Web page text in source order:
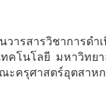
ารสารวิชาการดำ
คโนโลยี มหาวิทย
ครุศาสตร์อุตสาห